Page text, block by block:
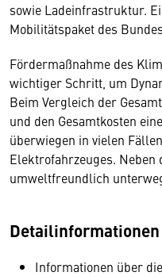
sowie Ladeinfrastruktur.
Mobilitätspaket des
Fördermaßnahme des
wichtiger Schritt, um
Beim Vergleich der
und den Gesamtkosten
überwiegen in vielen
Elektrofahrzeuges. Neben
umweltfreundlich
Informationen über